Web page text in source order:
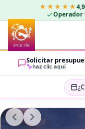
★★★★★
Operador
Solicitar
haz clic aquí
HUÉSPEDES